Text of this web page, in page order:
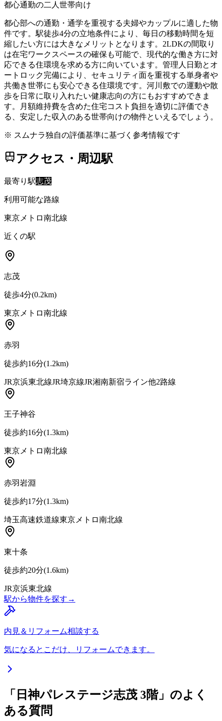
都心通勤の二人世帯向け
都心部への通勤・通学を重視する夫婦やカップルに適した物
件です。駅徒歩4分の立地条件により、毎日の移動時間を短
縮したい方には大きなメリットとなります。2LDKの間取り
は在宅ワークスペースの確保も可能で、現代的な働き方に対
応できる住環境を求める方に向いています。管理人日勤とオ
ートロック完備により、セキュリティ面を重視する単身者や
共働き世帯にも安心できる住環境です。河川敷での運動や散
歩を日常に取り入れたい健康志向の方にもおすすめできま
す。月額維持費を含めた住宅コスト負担を適切に評価でき
る、安定した収入のある世帯向けの物件といえるでしょう。
※ スムナラ独自の評価基準に基づく参考情報です
アクセス・周辺駅
最寄り駅志茂
利用可能な路線
東京メトロ南北線
近くの駅
志茂
徒歩4分(0.2km)
東京メトロ南北線
赤羽
徒歩約16分(1.2km)
JR京浜東北線JR埼京線JR湘南新宿ライン他2路線
王子神谷
徒歩約16分(1.3km)
東京メトロ南北線
赤羽岩淵
徒歩約17分(1.3km)
埼玉高速鉄道線東京メトロ南北線
東十条
徒歩約20分(1.6km)
JR京浜東北線
駅から物件を探す →
内見＆リフォーム相談する
気になるとこだけ、リフォームできます。
「日神パレステージ志茂 3階」のよく
ある質問